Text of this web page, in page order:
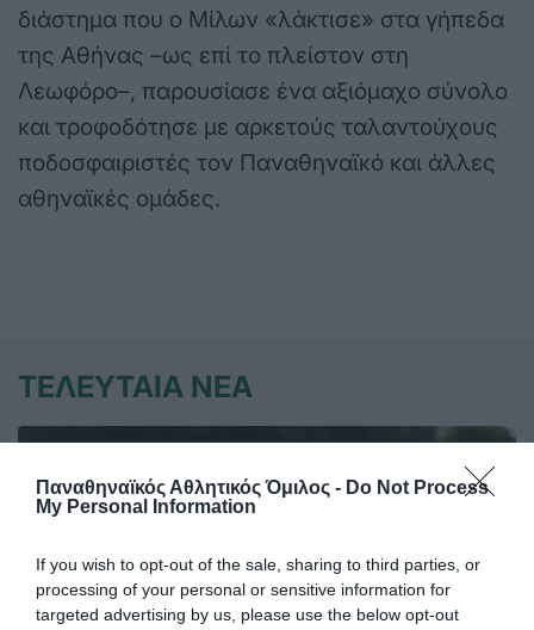
Παναθηναϊκός Αθλητικός Όμιλος - Do Not Process
My Personal Information
If you wish to opt-out of the sale, sharing to third parties, or
processing of your personal or sensitive information for
targeted advertising by us, please use the below opt-out
διάστημα που ο Μίλων «λάκτισε» στα γήπεδα
της Αθήνας –ως επί το πλείστον στη
Λεωφόρο–, παρουσίασε ένα αξιόμαχο σύνολο
και τροφοδότησε με αρκετούς ταλαντούχους
ποδοσφαιριστές τον Παναθηναϊκό και άλλες
αθηναϊκές ομάδες.
ΤΕΛΕΥΤΑΙΑ ΝΕΑ